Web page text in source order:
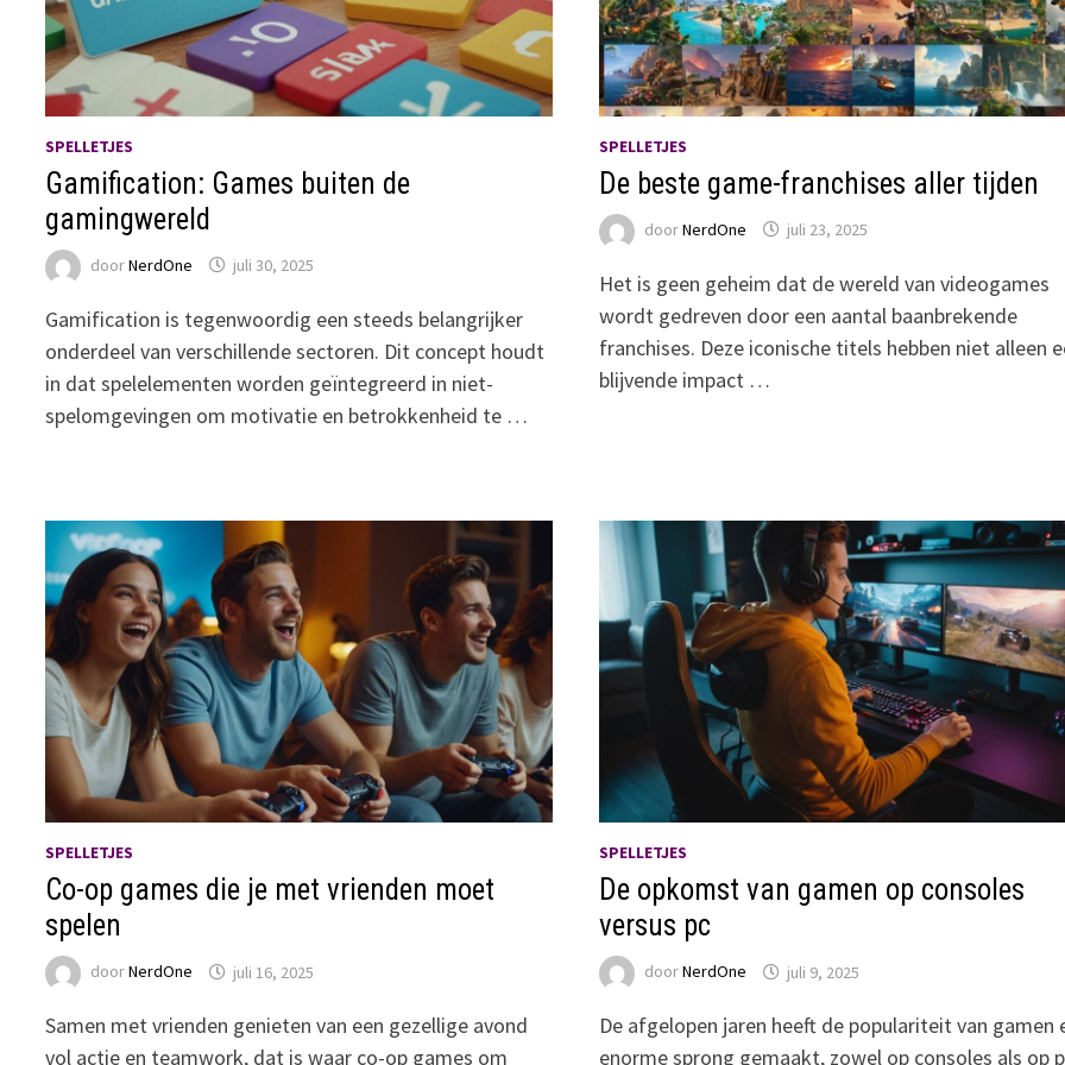
SPELLETJES
Gamification: Games buiten de
gamingwereld
doorNerdOne juli 30, 2025
Gamification is tegenwoordig een steeds belangrijker
onderdeel van verschillende sectoren. Dit concept houdt
in dat spelelementen worden geïntegreerd in niet-
spelomgevingen om motivatie en betrokkenheid te …
SPELLETJES
De beste game-franchises aller tijden
doorNerdOne juli 23, 2025
Het is geen geheim dat de wereld van videogames
wordt gedreven door een aantal baanbrekende
franchises. Deze iconische titels hebben niet alleen
blijvende impact …
SPELLETJES
Co-op games die je met vrienden moet
spelen
doorNerdOne juli 16, 2025
Samen met vrienden genieten van een gezellige avond
vol actie en teamwork, dat is waar co-op games om
SPELLETJES
De opkomst van gamen op consoles
versus pc
doorNerdOne juli 9, 2025
De afgelopen jaren heeft de populariteit van gamen
enorme sprong gemaakt, zowel op consoles als op